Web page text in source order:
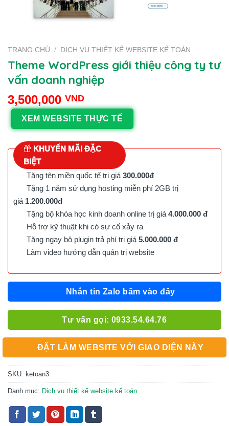
TRANG CHỦ / DỊCH VỤ THIẾT KẾ WEBSITE KẾ TOÁN
Theme WordPress giới thiệu công ty tư
vấn doanh nghiệp
3,500,000 VND
XEM WEBSITE THỰC TẾ
KHUYẾN MÃI ĐẶC
BIỆT
Tặng tên miền quốc tế trị giá 300.000đ
Tặng 1 năm sử dụng hosting miễn phí 2GB trị
giá 1.200.000đ
Tặng bộ khóa học kinh doanh online trị giá 4.000.000 đ
Hỗ trợ kỹ thuật khi có sự cố xảy ra
Tặng ngay bộ plugin trả phí trị giá 5.000.000 đ
Làm video hướng dẫn quản trị website
Nhắn tin Zalo bấm vào đây
Tư vấn gọi: 0933.54.64.76
ĐẶT LÀM WEBSITE VỚI GIAO DIỆN NÀY
SKU: ketoan3
Danh mục: Dịch vụ thiết kế website kế toán